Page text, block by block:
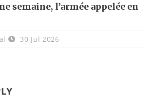
semaine, l’armée appelée en
30 Jul 2026